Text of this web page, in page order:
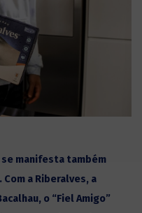
se manifesta também
a Riberalves, a
o “Fiel Amigo”